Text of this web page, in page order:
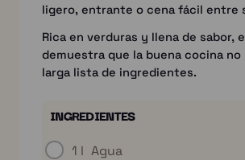
ligero, entrante o cena fácil entre
Rica en verduras y llena de sabor,
demuestra que la buena cocina
larga lista de ingredientes.
INGREDIENTES
1 l Agua